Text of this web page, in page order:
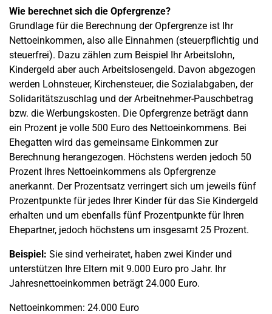
Wie berechnet sich die Opfergrenze?
Grundlage für die Berechnung der Opfergrenze ist Ihr
Nettoeinkommen, also alle Einnahmen (steuerpflichtig und
steuerfrei). Dazu zählen zum Beispiel Ihr Arbeitslohn,
Kindergeld aber auch Arbeitslosengeld. Davon abgezogen
werden Lohnsteuer, Kirchensteuer, die Sozialabgaben, der
Solidaritätszuschlag und der Arbeitnehmer-Pauschbetrag
bzw. die Werbungskosten. Die Opfergrenze beträgt dann
ein Prozent je volle 500 Euro des Nettoeinkommens. Bei
Ehegatten wird das gemeinsame Einkommen zur
Berechnung herangezogen. Höchstens werden jedoch 50
Prozent Ihres Nettoeinkommens als Opfergrenze
anerkannt. Der Prozentsatz verringert sich um jeweils fünf
Prozentpunkte für jedes Ihrer Kinder für das Sie Kindergeld
erhalten und um ebenfalls fünf Prozentpunkte für Ihren
Ehepartner, jedoch höchstens um insgesamt 25 Prozent.
Beispiel: Sie sind verheiratet, haben zwei Kinder und
unterstützen Ihre Eltern mit 9.000 Euro pro Jahr. Ihr
Jahresnettoeinkommen beträgt 24.000 Euro.
Nettoeinkommen: 24.000 Euro